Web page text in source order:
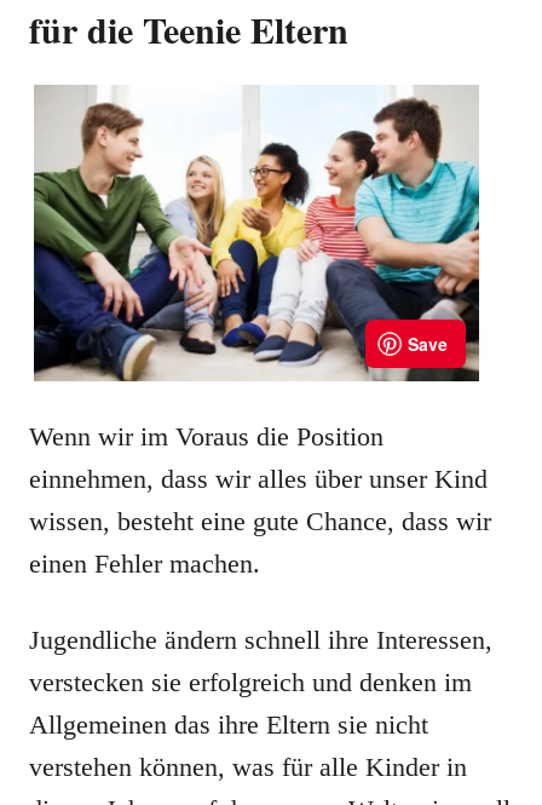
für die Teenie Eltern
Wenn wir im Voraus die Position
einnehmen, dass wir alles über unser Kind
wissen, besteht eine gute Chance, dass wir
einen Fehler machen.
Jugendliche ändern schnell ihre Interessen,
verstecken sie erfolgreich und denken im
Allgemeinen das ihre Eltern sie nicht
verstehen können, was für alle Kinder in